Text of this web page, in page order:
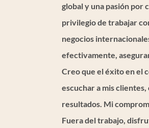
global y una pasión por
privilegio de trabajar
negocios
efectivamente,
Creo que el éxito en el
escuchar a mis
resultados. Mi
Fuera del trabajo,